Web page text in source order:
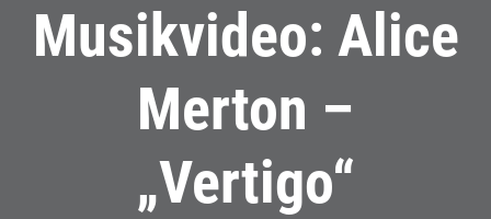
Musikvideo: Alice
Merton –
„Vertigo“